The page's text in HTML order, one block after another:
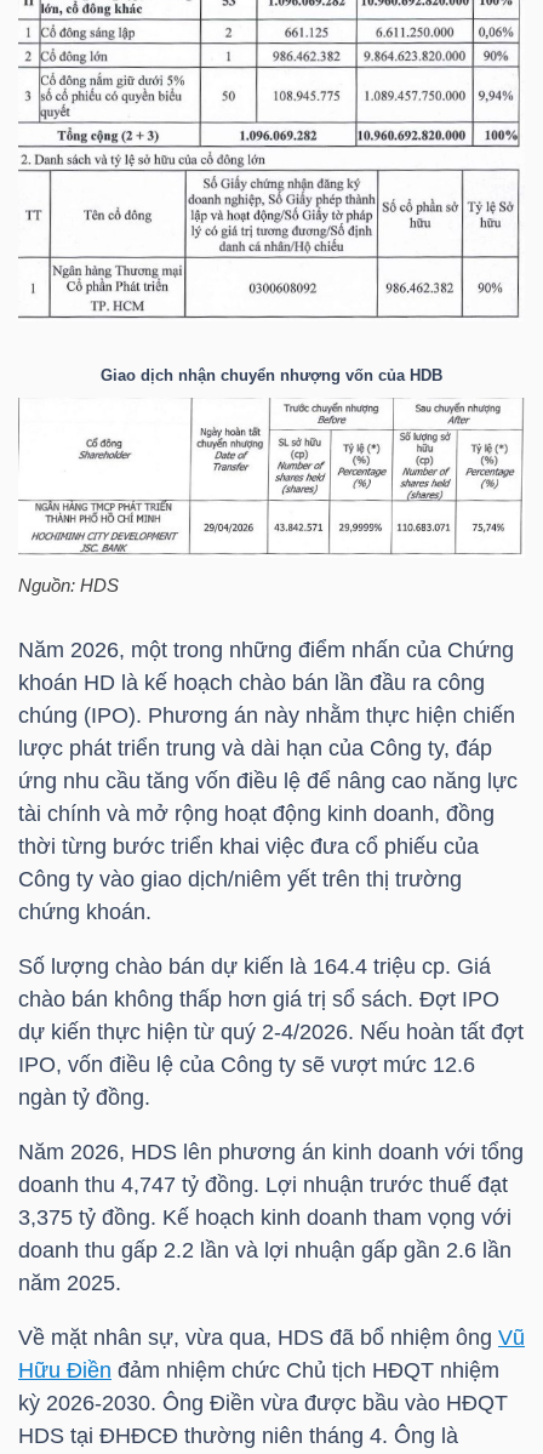
Giao dịch nhận chuyển nhượng vốn của HDB
Nguồn: HDS
Năm 2026, một trong những điểm nhấn của Chứng
khoán HD là kế hoạch chào bán lần đầu ra công
chúng (IPO). Phương án này nhằm thực hiện chiến
lược phát triển trung và dài hạn của Công ty, đáp
ứng nhu cầu tăng vốn điều lệ để nâng cao năng lực
tài chính và mở rộng hoạt động kinh doanh, đồng
thời từng bước triển khai việc đưa cổ phiếu của
Công ty vào giao dịch/niêm yết trên thị trường
chứng khoán.
Số lượng chào bán dự kiến là 164.4 triệu cp. Giá
chào bán không thấp hơn giá trị sổ sách. Đợt IPO
dự kiến thực hiện từ quý 2-4/2026. Nếu hoàn tất đợt
IPO, vốn điều lệ của Công ty sẽ vượt mức 12.6
ngàn tỷ đồng.
Năm 2026, HDS lên phương án kinh doanh với tổng
doanh thu 4,747 tỷ đồng. Lợi nhuận trước thuế đạt
3,375 tỷ đồng. Kế hoạch kinh doanh tham vọng với
doanh thu gấp 2.2 lần và lợi nhuận gấp gần 2.6 lần
năm 2025.
Về mặt nhân sự, vừa qua, HDS đã bổ nhiệm ông Vũ
Hữu Điền đảm nhiệm chức Chủ tịch HĐQT nhiệm
kỳ 2026-2030. Ông Điền vừa được bầu vào HĐQT
HDS tại ĐHĐCĐ thường niên tháng 4. Ông là
TÀI
CHÍNH
CÁ
NHÂN
PHÂN
TÍCH
MÔ
DOANH
NGHIỆP
CỔ
PHIẾU
PHÁI
SINH
PHIẾU
CỤ
ĐẦU